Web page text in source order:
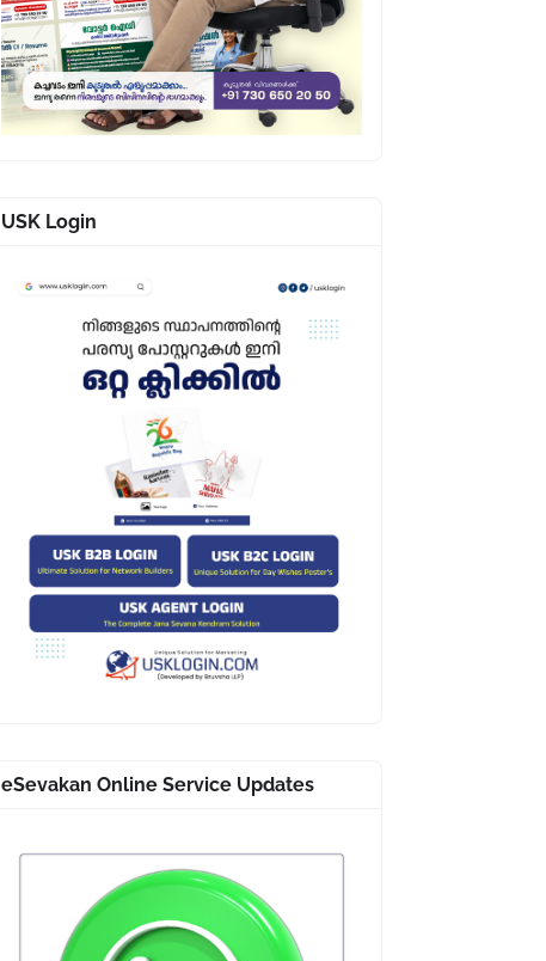
USK Login
eSevakan Online Service Updates